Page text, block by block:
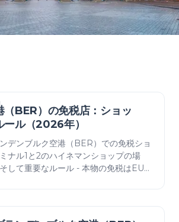
（BER）の免税店：ショッ
ール（2026年）
デンブルク空港（BER）での免税ショ
ナル1と2のハイネマンショップの場
して重要なルール - 本物の免税はEU